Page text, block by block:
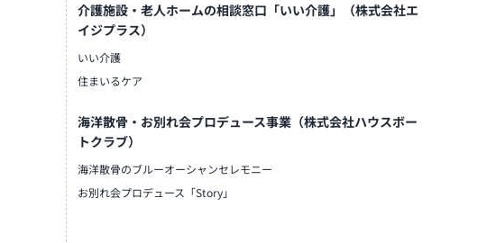
介護施設・老人ホームの相談窓口「いい介護」（株式会社エ
イジプラス）
いい介護
住まいるケア
海洋散骨・お別れ会プロデュース事業（株式会社ハウスボー
トクラブ）
海洋散骨のブルーオーシャンセレモニー
お別れ会プロデュース「Story」